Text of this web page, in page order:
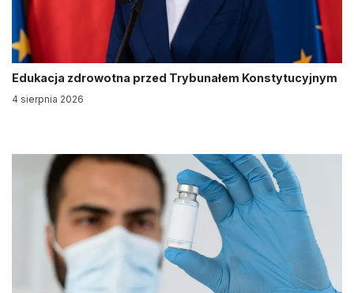
Edukacja zdrowotna przed Trybunałem Konstytucyjnym
4 sierpnia 2026